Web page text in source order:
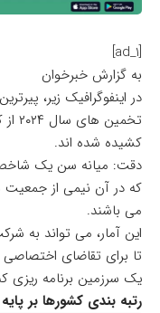
[ad_1]
به گزارش خبرخوان
در اینفوگرافیک زیر،
تخمین های سال ۲۰۲۴ از کتاب حقایق جهانی سیا (
کشیده شده اند.
دقت: میانه سن یک
که در آن نیمی از
می باشند.
این آمار، می تواند به
تا برای تقاضای
یک سرزمین برنامه ریزی
رتبه بندی کشورها بر پایه